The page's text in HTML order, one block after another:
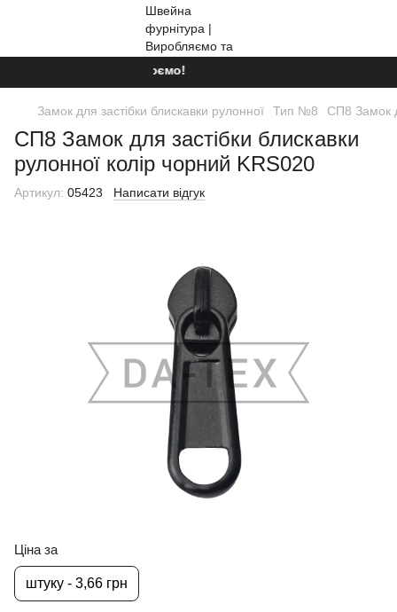
Ми працюємо!
Замок для застібки блискавки рулонної Тип №8 СП8 Замок
СП8 Замок для застібки блискавки
рулонної колір чорний KRS020
Артикул: 05423 Написати відгук
Ціна за
штуку - 3,66 грн